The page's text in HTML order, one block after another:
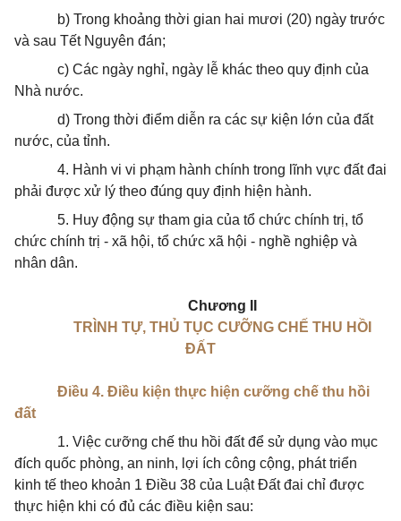
b) Trong khoảng thời gian hai mươi (20) ngày trước
và sau Tết Nguyên đán;
c) Các ngày nghỉ, ngày lễ khác theo quy định của
Nhà nước.
d) Trong thời điểm diễn ra các sự kiện lớn của đất
nước, của tỉnh.
4. Hành vi vi phạm hành chính trong lĩnh vực đất đai
phải được xử lý theo đúng quy định hiện hành.
5. Huy động sự tham gia của tổ chức chính trị, tổ
chức chính trị - xã hội, tổ chức xã hội - nghề nghiệp và
nhân dân.
Chương II
TRÌNH TỰ, THỦ TỤC CƯỠNG CHẾ THU HỒI
ĐẤT
Điều 4. Điều kiện thực hiện cưỡng chế thu hồi
đất
1. Việc cưỡng chế thu hồi đất để sử dụng vào mục
đích quốc phòng, an ninh, lợi ích công cộng, phát triển
kinh tế theo khoản 1 Điều 38 của Luật Đất đai chỉ được
thực hiện khi có đủ các điều kiện sau: